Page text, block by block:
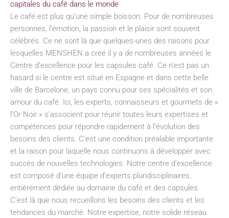
capitales du café dans le monde
Le café est plus qu’une simple boisson. Pour de nombreuses
personnes, l’émotion, la passion et le plaisir sont souvent
célébrés. Ce ne sont là que quelques-unes des raisons pour
lesquelles MENSHEN a créé il y a de nombreuses années le
Centre d’excellence pour les capsules café. Ce n’est pas un
hasard si le centre est situé en Espagne et dans cette belle
ville de Barcelone, un pays connu pour ses spécialités et son
amour du café. Ici, les experts, connaisseurs et gourmets de «
l’Or Noir » s’associent pour réunir toutes leurs expertises et
compétences pour répondre rapidement à l’évolution des
besoins des clients. C’est une condition préalable importante
et la raison pour laquelle nous continuons à développer avec
succès de nouvelles technologies. Notre centre d’excellence
est composé d’une équipe d’experts pluridisciplinaires,
entièrement dédiée au domaine du café et des capsules.
C’est là que nous recueillons les besoins des clients et les
tendances du marché. Notre expertise, notre solide réseau